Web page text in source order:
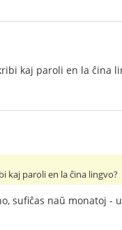
kaj paroli en la ĉina
kaj paroli en la ĉina lingvo?
sufiĉas naŭ monatoj -